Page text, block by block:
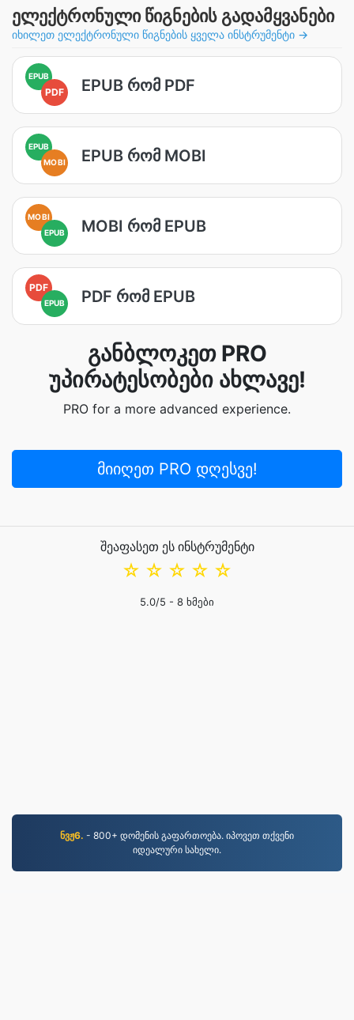
ელექტრონული წიგნების გადამყვანები
იხილეთ ელექტრონული წიგნების ყველა ინსტრუმენტი →
EPUB
PDF EPUB რომ PDF
EPUB
MOBI
EPUB რომ MOBI
MOBI
EPUB
MOBI რომ EPUB
PDF
EPUB PDF რომ EPUB
განბლოკეთ PRO
უპირატესობები ახლავე!
PRO for a more advanced experience.
მიიღეთ PRO დღესვე!
შეაფასეთ ეს ინსტრუმენტი
☆
☆
☆
☆
☆
5.0/5 - 8 ხმები
ნვჟ6. - 800+ დომენის გაფართოება. იპოვეთ თქვენი
იდეალური სახელი.